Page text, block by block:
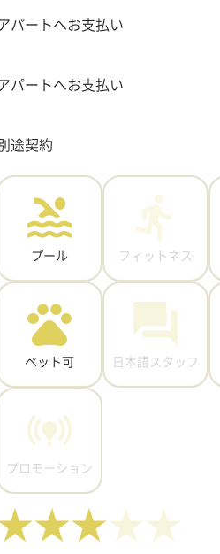
パートへお支払い
パートへお支払い
途契約
プール フィットネス
ペット可 日本語スタッフ
プロモーション